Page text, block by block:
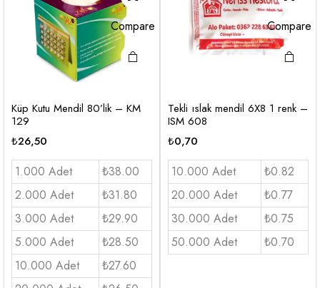
Compare
Küp Kutu Mendil 80’lik – KM
129
₺26,50
1.000 Adet
₺38.00
2.000 Adet
₺31.80
3.000 Adet
₺29.90
5.000 Adet
₺28.50
10.000 Adet
₺27.60
Compare
Tekli ıslak mendil 6X8 1 renk –
ISM 608
₺0,70
10.000 Adet
₺0.82
20.000 Adet
₺0.77
30.000 Adet
₺0.75
50.000 Adet
₺0.70